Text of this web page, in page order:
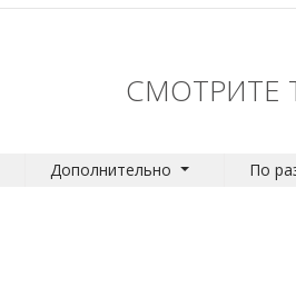
СМОТРИТЕ
Дополнительно По